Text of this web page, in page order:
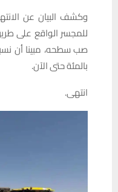
وكشف البيان عن
للمجسر الواقع على
بالمئة حتى الآن.
انتهى.